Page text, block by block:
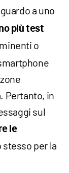
a uno
più test
o
Pertanto, in
sul
le
per la